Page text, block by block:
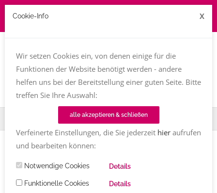
Fachfrauenmarkt Melanie Döring
Cookie-Info X
Wir setzen Cookies ein, von denen einige für die
Funktionen der Website benötigt werden - andere
helfen uns bei der Bereitstellung einer guten Seite. Bitte
treffen Sie Ihre Auswahl:
alle akzeptieren & schließen
Verfeinerte Einstellungen, die Sie jederzeit hieraufrufen
und bearbeiten können:
Notwendige Cookies Details
Funktionelle Cookies Details